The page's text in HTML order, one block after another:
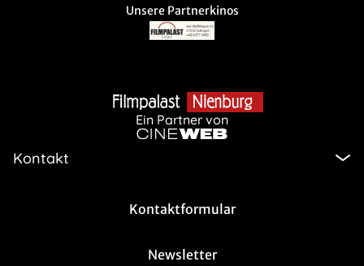
Unsere Partnerkinos
Ein Partner von
Kontakt
Kontaktformular
Newsletter